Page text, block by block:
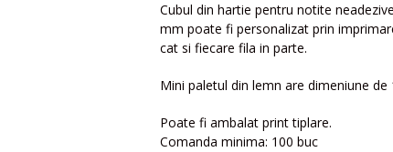
Cubul din hartie pentru notite
mm poate fi personalizat prin
cat si fiecare fila in parte.
Mini paletul din lemn are dimeniune de
Poate fi ambalat print tiplare.
Comanda minima: 100 buc